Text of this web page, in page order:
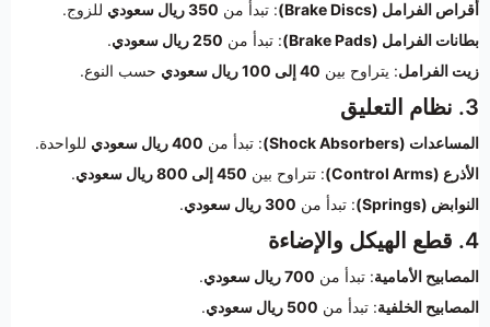
أقراص الفرامل (Brake Discs) : تبدأ من 350 ريال سعودي
للزوج.
بطانات الفرامل (Brake Pads)
: تبدأ من 250 ريال سعودي
.
زيت الفرامل: يتراوح بين 40 إلى 100 ريال سعودي حسب النوع.
3. نظام التعليق
المساعدات (Shock Absorbers) : تبدأ من 400 ريال سعودي
للواحدة.
الأذرع (Control Arms)
: تتراوح بين 450 إلى 800 ريال سعودي
.
النوابض (Springs)
: تبدأ من 300 ريال سعودي .
4. قطع الهيكل والإضاءة
المصابيح الأمامية: تبدأ من 700 ريال سعودي
.
المصابيح الخلفية: تبدأ من 500 ريال سعودي
.